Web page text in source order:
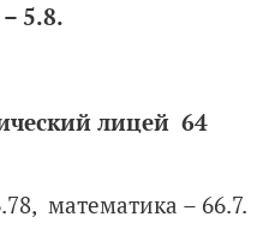
5.8.
лицей 64
математика – 66.7.